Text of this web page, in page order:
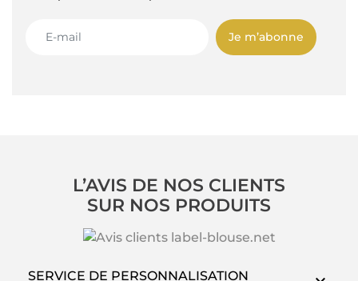
Je m’abonne
L’AVIS DE NOS CLIENTS
SUR NOS PRODUITS
SERVICE DE PERSONNALISATION